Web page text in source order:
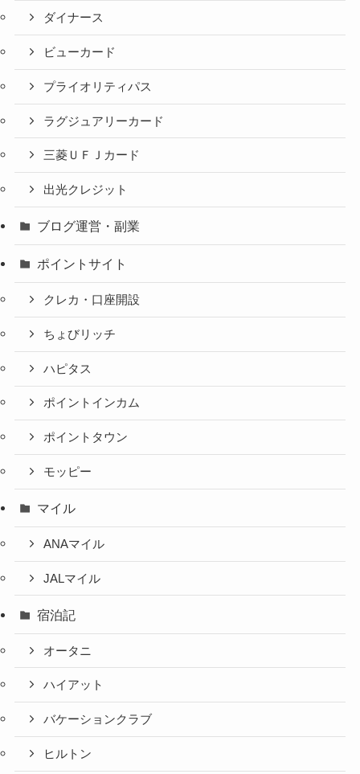
ダイナース
ビューカード
プライオリティパス
ラグジュアリーカード
三菱ＵＦＪカード
出光クレジット
ブログ運営・副業
ポイントサイト
クレカ・口座開設
ちょびリッチ
ハピタス
ポイントインカム
ポイントタウン
モッピー
マイル
ANAマイル
JALマイル
宿泊記
オータニ
ハイアット
バケーションクラブ
ヒルトン